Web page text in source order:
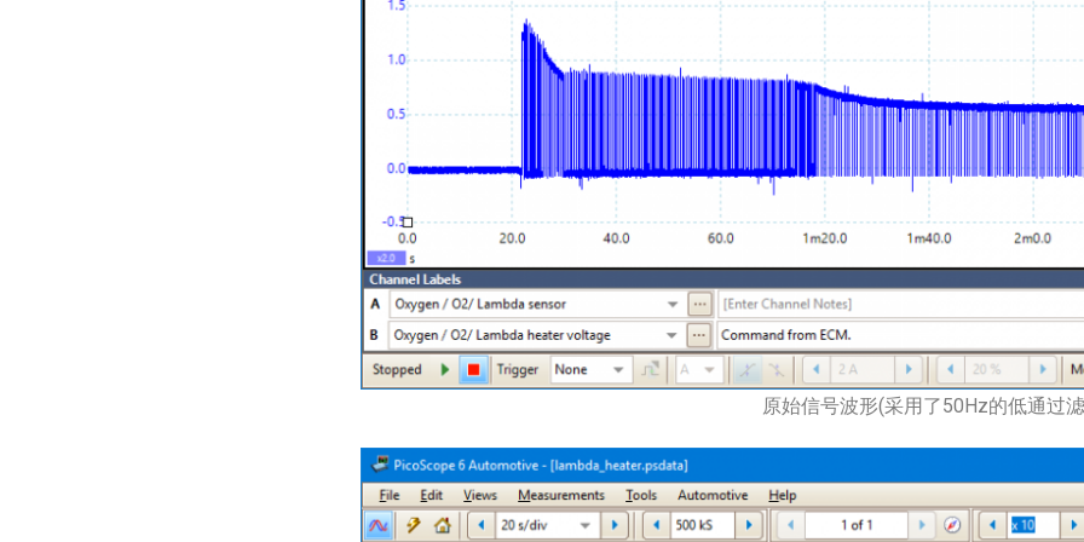
原始信号波形(采用了50Hz的低通过